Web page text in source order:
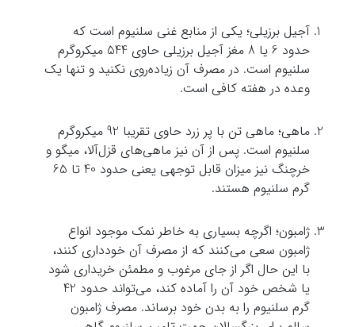
آجیل برزیلی؛ یکی از منابع غنی سلنیوم است که
حدود 6 یا 8 مغز آجیل برزیلی حاوی 544 میکروگرم
سلنیوم است. در مصرف آن زیاده‌روی نکنید و تنها یک
وعده در هفته کافی است.
ماهی؛ ماهی تن با پر زرد حاوی تقریبا 92 میکروگرم
سلنیوم است. پس از آن نیز ماهی‌های قزل‌آلا، میگو و
خرچنگ نیز میزان قابل توجهی یعنی حدود 40 تا 65
گرم سلنیوم هستند.
ژامبون؛ اگرچه بسیاری به خاطر نمک موجود انواع
ژامبون سعی می‌کنند که از مصرف آن خودداری کنند،
با این حال اگر از جای مرغوب و مطمئن خریداری شود
یا شخص خود آن را آماده کند، می‌تواند حدود 42
گرم سلنیوم را به بدن خود برساند. مصرف ژامبون